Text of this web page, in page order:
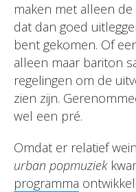
maken met alleen
dat dan goed
bent gekomen. Of
alleen maar bariton
regelingen om de
zien zijn.
wel een pré.
Omdat er relatief
urban popmuziek
programma